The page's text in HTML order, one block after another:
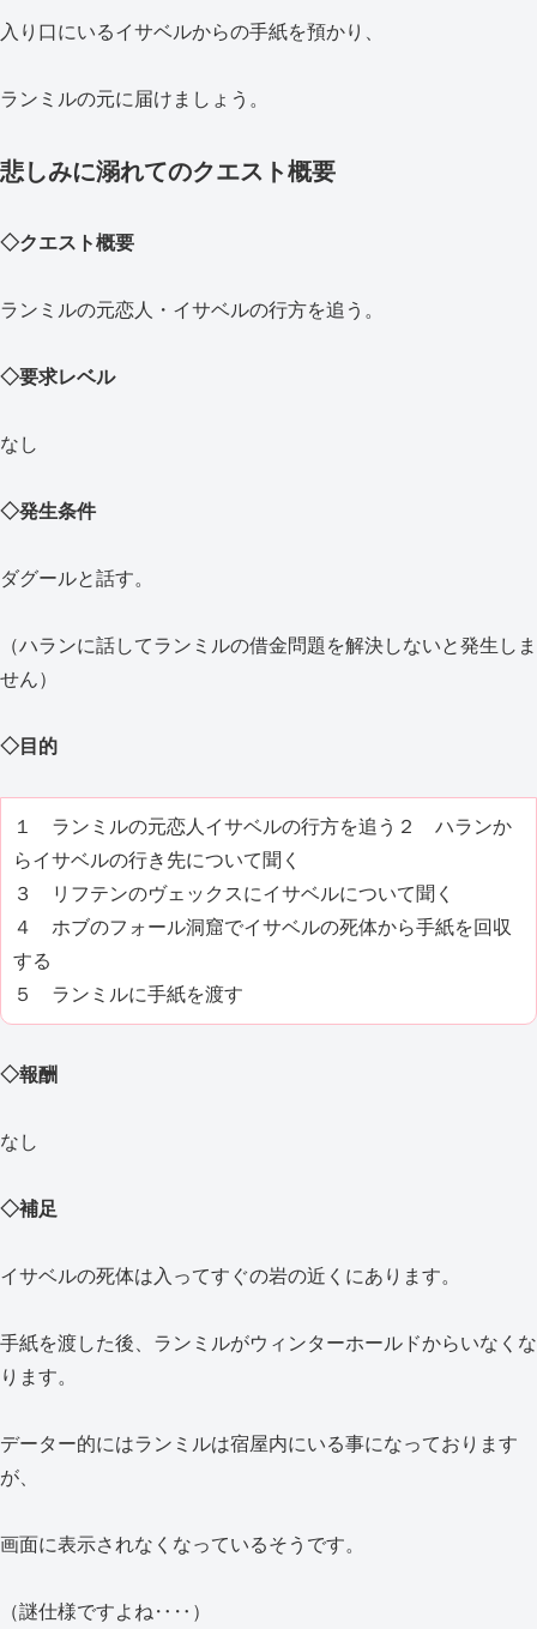
入り口にいるイサベルからの手紙を預かり、
ランミルの元に届けましょう。
悲しみに溺れてのクエスト概要
◇クエスト概要
ランミルの元恋人・イサベルの行方を追う。
◇要求レベル
なし
◇発生条件
ダグールと話す。
（ハランに話してランミルの借金問題を解決しないと発生しま
せん）
◇目的
１ ランミルの元恋人イサベルの行方を追う２ ハランか
らイサベルの行き先について聞く
３ リフテンのヴェックスにイサベルについて聞く
４ ホブのフォール洞窟でイサベルの死体から手紙を回収
する
５ ランミルに手紙を渡す
◇報酬
なし
◇補足
イサベルの死体は入ってすぐの岩の近くにあります。
手紙を渡した後、ランミルがウィンターホールドからいなくな
ります。
データー的にはランミルは宿屋内にいる事になっております
が、
画面に表示されなくなっているそうです。
（謎仕様ですよね‥‥）